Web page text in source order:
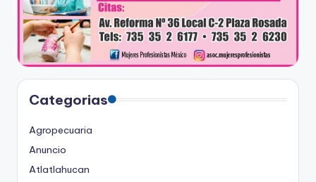
Categorias
Agropecuaria
Anuncio
Atlatlahucan